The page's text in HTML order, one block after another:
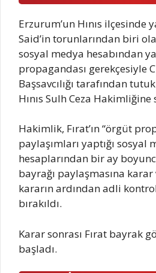
Erzurum’un Hınıs ilçesinde
Said’in torunlarından biri
sosyal medya hesabından
propagandası gerekçesiyle
Başsavcılığı tarafından
Hınıs Sulh Ceza
Hakimlik, Fırat’ın “örgüt
paylaşımları yaptığı sosyal
hesaplarından bir ay
bayrağı paylaşmasına karar
kararın ardından adli
bırakıldı.
Karar sonrası Fırat bayrak
başladı.